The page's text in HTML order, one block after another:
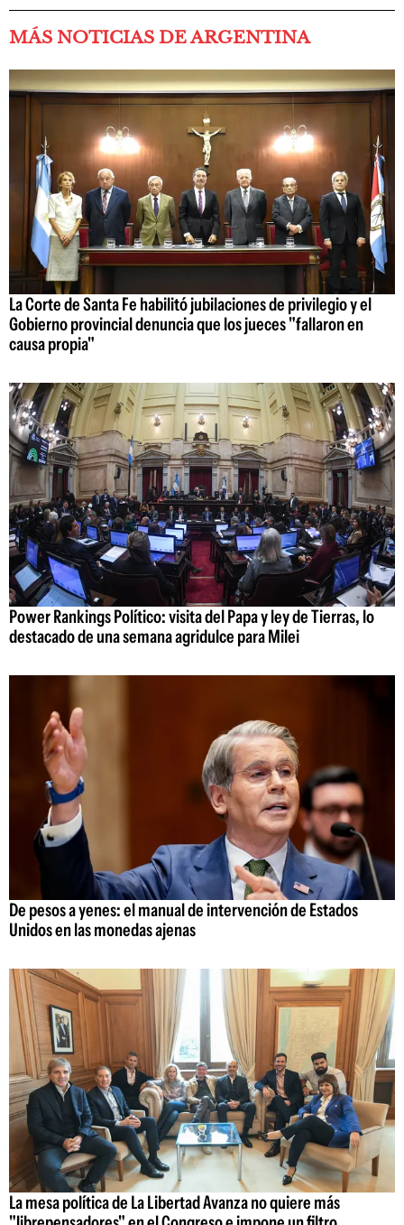
MÁS NOTICIAS DE ARGENTINA
La Corte de Santa Fe habilitó jubilaciones de privilegio y el
Gobierno provincial denuncia que los jueces "fallaron en
causa propia"
Power Rankings Político: visita del Papa y ley de Tierras, lo
destacado de una semana agridulce para Milei
De pesos a yenes: el manual de intervención de Estados
Unidos en las monedas ajenas
La mesa política de La Libertad Avanza no quiere más